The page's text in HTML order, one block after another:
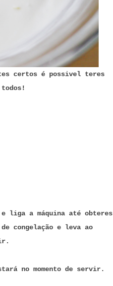
certos é possivel teres
liga a máquina até obteres
congelação e leva ao
no momento de servir.